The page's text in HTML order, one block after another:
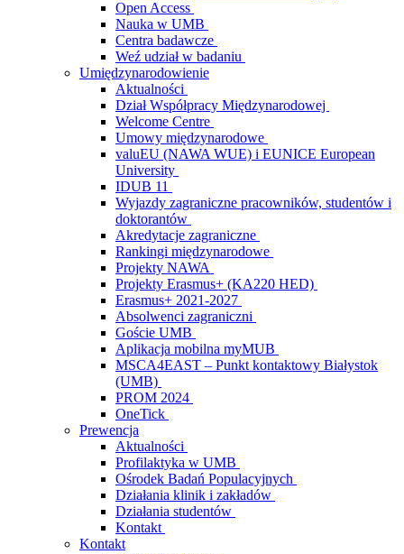
Open Access
Nauka w UMB
Centra badawcze
Weź udział w badaniu
Umiędzynarodowienie
Aktualności
Dział Współpracy Międzynarodowej
Welcome Centre
Umowy międzynarodowe
valuEU (NAWA WUE) i EUNICE European
University
IDUB 11
Wyjazdy zagraniczne pracowników, studentów i
doktorantów
Akredytacje zagraniczne
Rankingi międzynarodowe
Projekty NAWA
Projekty Erasmus+ (KA220 HED)
Erasmus+ 2021-2027
Absolwenci zagraniczni
Goście UMB
Aplikacja mobilna myMUB
MSCA4EAST – Punkt kontaktowy Białystok
(UMB)
PROM 2024
OneTick
Prewencja
Aktualności
Profilaktyka w UMB
Ośrodek Badań Populacyjnych
Działania klinik i zakładów
Działania studentów
Kontakt
Kontakt